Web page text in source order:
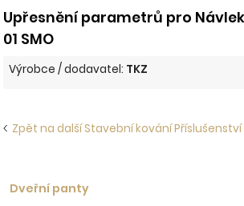
Upřesnění parametrů pro Návlek
01 SMO
Výrobce / dodavatel: TKZ
Zpět na další Stavební kování
Dveřní panty